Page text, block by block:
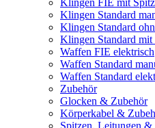
Klingen FIE mit
Klingen Standard
Klingen Standard
Klingen Standard
Waffen FIE elektrisch
Waffen Standard
Waffen Standard
Zubehör
Glocken & Zubehör
Körperkabel &
Spitzen, Leitungen &